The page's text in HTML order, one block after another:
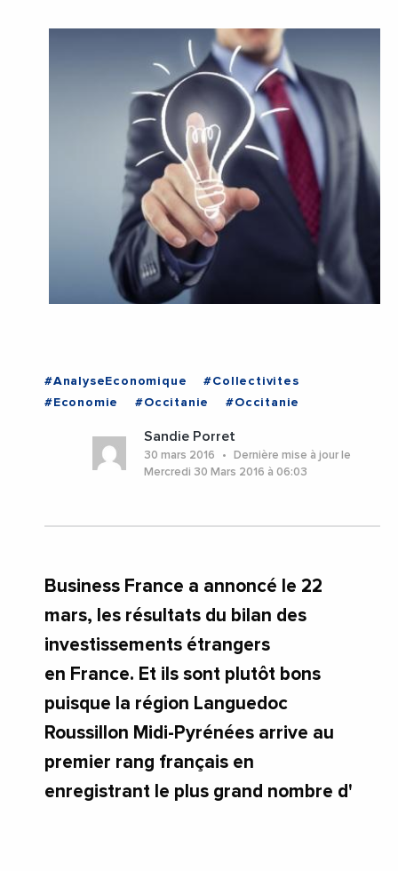
#AnalyseEconomique
#Collectivites
#Economie
#Occitanie #Occitanie
Sandie Porret
30 mars 2016
Dernière mise à jour le
Mercredi 30 Mars 2016 à 06:03
Business France a annoncé le 22
mars, les résultats du bilan des
investissements étrangers
en France. Et ils sont plutôt bons
puisque la région Languedoc
Roussillon Midi-Pyrénées arrive au
premier rang français en
enregistrant le plus grand nombre d'